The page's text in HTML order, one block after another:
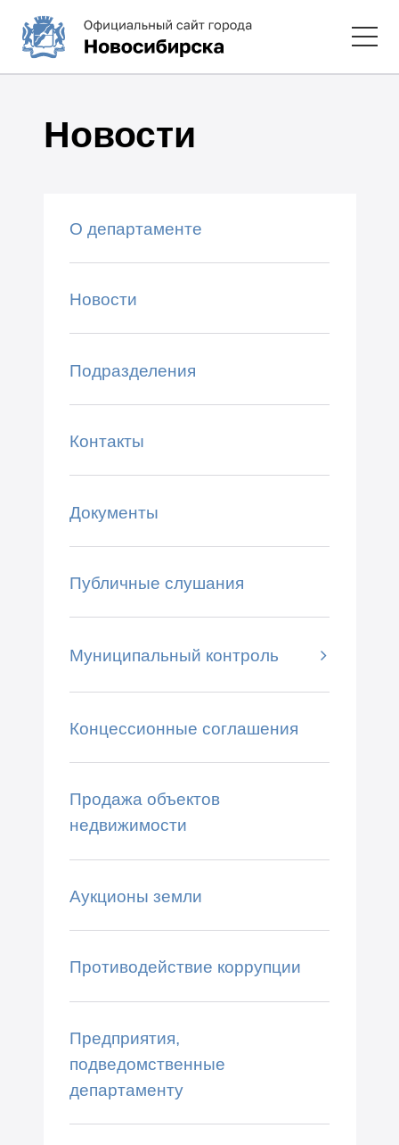
Новости
О департаменте
Новости
Подразделения
Контакты
Документы
Публичные слушания
Муниципальный контроль
Концессионные соглашения
Продажа объектов
недвижимости
Аукционы земли
Противодействие коррупции
Предприятия,
подведомственные
департаменту